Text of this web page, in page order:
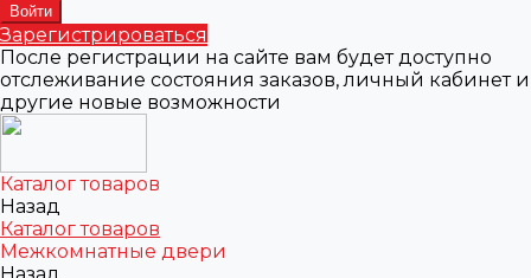
Зарегистрироваться
После регистрации на сайте вам будет доступно
отслеживание состояния заказов, личный кабинет и
другие новые возможности
Каталог товаров
Назад
Каталог товаров
Межкомнатные двери